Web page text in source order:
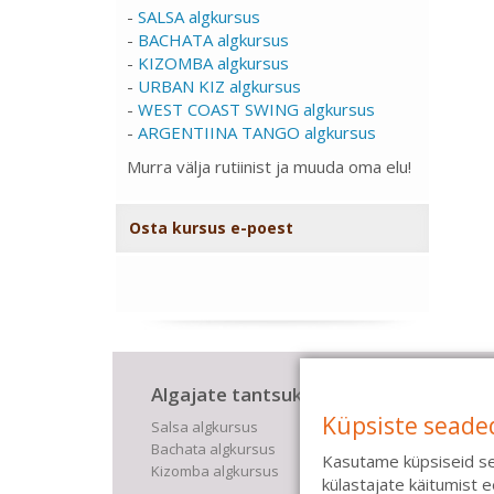
- SALSA algkursus
- BACHATA algkursus
- KIZOMBA algkursus
- URBAN KIZ algkursus
- WEST COAST SWING algkursus
- ARGENTIINA TANGO algkursus
Murra välja rutiinist ja muuda oma elu!
Osta kursus e-poest
Algajate tantsukursused
Salsa algkursus
Bachata algkursus
Kizomba algkursus
Küpsiste
Kasutame küpsiseid
külastajate käitumist